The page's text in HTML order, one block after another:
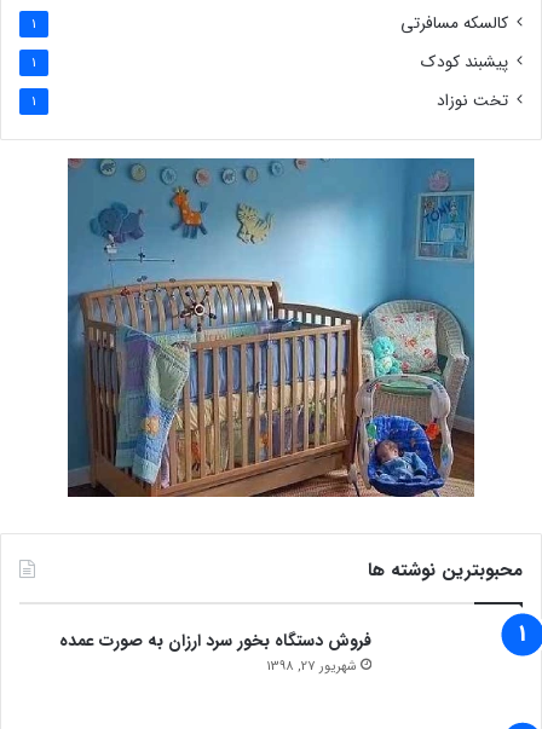
کالسکه مسافرتی 1
پیشبند کودک 1
تخت نوزاد 1
محبوبترین نوشته ها
فروش دستگاه بخور سرد ارزان به صورت عمده
شهریور 27, 1398